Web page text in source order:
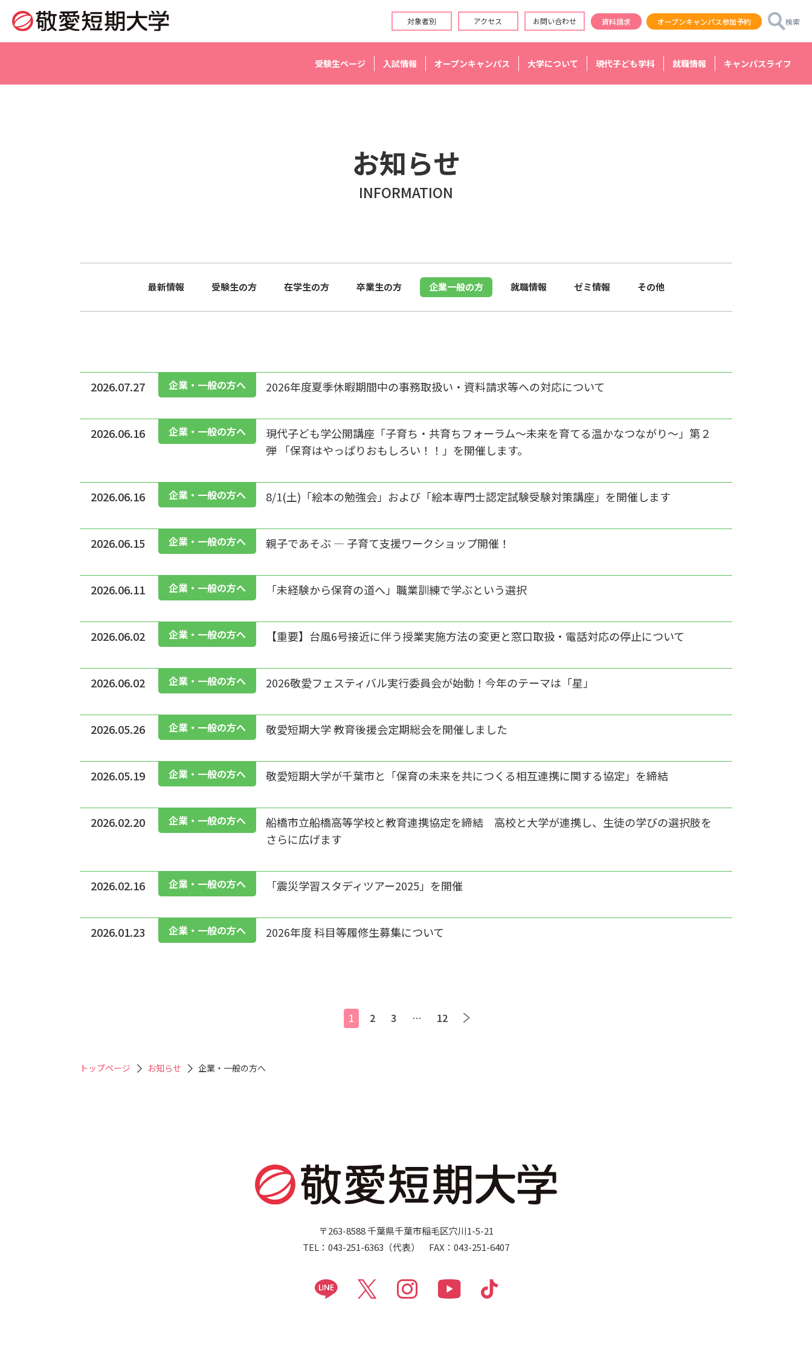
対象者別 アクセス お問い合わせ 資料請求 オープンキャンパス参加予約 検索
受験生ページ 入試情報 オープンキャンパス 大学について 現代子ども学科 就職情報 キャンパスライフ
お知らせ
INFORMATION
最新情報 受験生の方 在学生の方 卒業生の方 企業一般の方 就職情報 ゼミ情報 その他
2026.07.27 企業・一般の方へ 2026年度夏季休暇期間中の事務取扱い・資料請求等への対応について
2026.06.16 企業・一般の方へ
現代子ども学公開講座「子育ち‧共育ちフォーラム～未来を育てる温かなつながり～」第２
弾 「保育はやっぱりおもしろい！！」を開催します。
2026.06.16 企業・一般の方へ 8/1(土)「絵本の勉強会」および「絵本専門士認定試験受験対策講座」を開催します
2026.06.15 企業・一般の方へ 親子であそぶ ― 子育て支援ワークショップ開催！
2026.06.11 企業・一般の方へ 「未経験から保育の道へ」職業訓練で学ぶという選択
2026.06.02 企業・一般の方へ 【重要】台風6号接近に伴う授業実施方法の変更と窓口取扱・電話対応の停止について
2026.06.02 企業・一般の方へ 2026敬愛フェスティバル実行委員会が始動！今年のテーマは「星」
2026.05.26 企業・一般の方へ 敬愛短期大学 教育後援会定期総会を開催しました
2026.05.19 企業・一般の方へ 敬愛短期大学が千葉市と「保育の未来を共につくる相互連携に関する協定」を締結
2026.02.20 企業・一般の方へ
船橋市立船橋高等学校と教育連携協定を締結 高校と大学が連携し、生徒の学びの選択肢を
さらに広げます
2026.02.16 企業・一般の方へ 「震災学習スタディツアー2025」を開催
2026.01.23 企業・一般の方へ 2026年度 科目等履修生募集について
1 2 3 … 12
トップページ お知らせ 企業・一般の方へ
〒263-8588 千葉県千葉市稲毛区穴川1-5-21
TEL：043-251-6363（代表） FAX：043-251-6407